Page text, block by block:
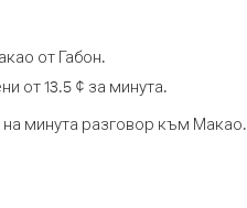
от Габон.
от 13.5 ¢ за минута.
на минута разговор към Макао.